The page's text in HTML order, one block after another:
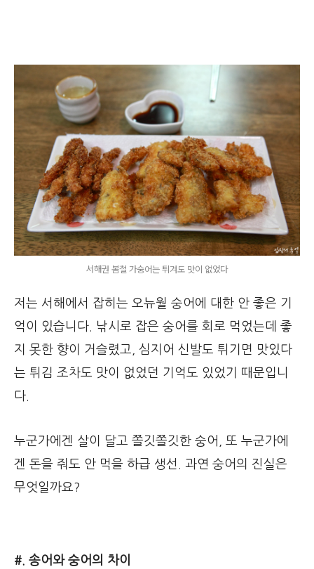
서해권 봄철 가숭어는 튀겨도 맛이 없었다
저는 서해에서 잡히는 오뉴월 숭어에 대한 안 좋은 기
억이 있습니다. 낚시로 잡은 숭어를 회로 먹었는데 좋
지 못한 향이 거슬렸고, 심지어 신발도 튀기면 맛있다
는 튀김 조차도 맛이 없었던 기억도 있었기 때문입니
다.
누군가에겐 살이 달고 쫄깃쫄깃한 숭어, 또 누군가에
겐 돈을 줘도 안 먹을 하급 생선. 과연 숭어의 진실은
무엇일까요?
#. 송어와 숭어의 차이